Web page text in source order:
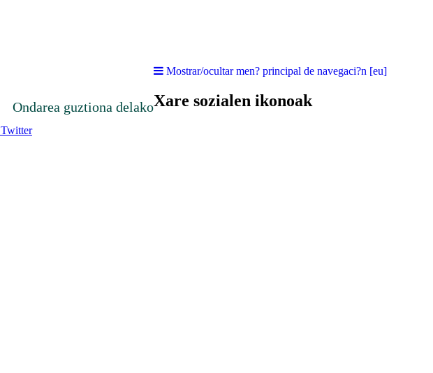
Ondarea guztiona delako
Mostrar/ocultar men? principal de navegaci?n [eu]
Xare sozialen ikonoak
Twitter